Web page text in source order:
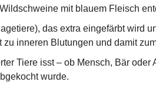
mit blauem Fleisch
das extra eingefärbt wird
inneren Blutungen und damit
Tiere isst – ob Mensch, Bär oder
wurde.